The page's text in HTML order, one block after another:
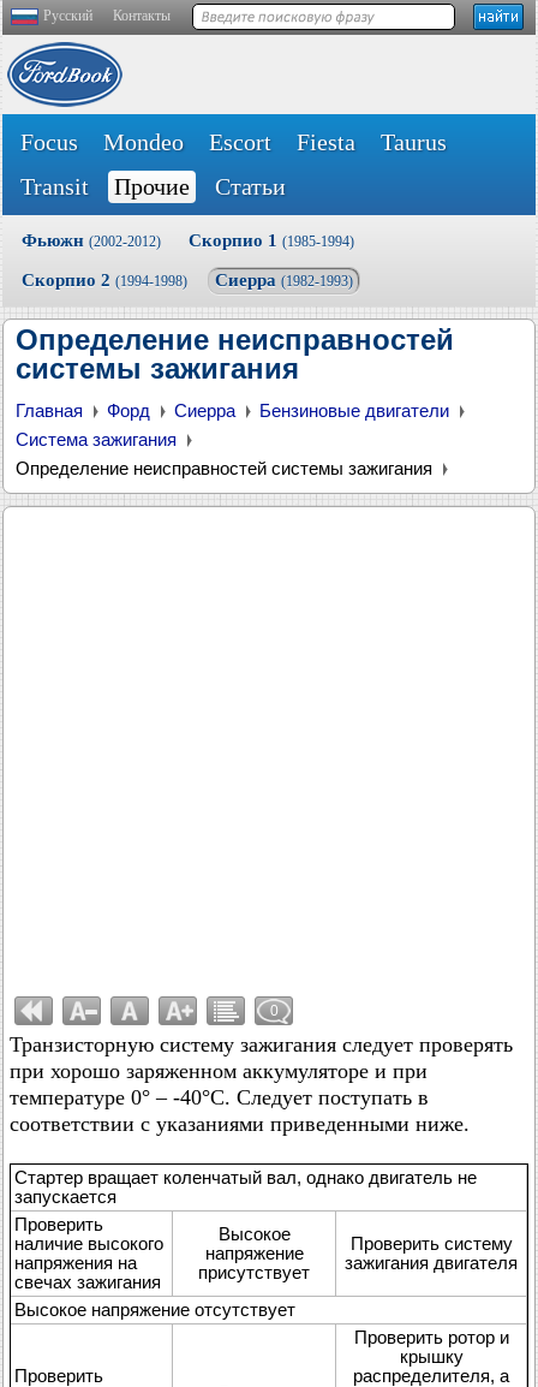
Русский Контакты
Focus Mondeo Escort Fiesta
Taurus
Transit
Прочие Статьи
Фьюжн (2002-2012) Скорпио 1 (1985-1994)
Скорпио 2 (1994-1998) Сиерра (1982-1993)
Определение неисправностей
системы зажигания
Главная Форд Сиерра
Бензиновые двигатели
Система зажигания
Определение неисправностей системы зажигания
0
Транзисторную систему зажигания следует проверять
при хорошо заряженном аккумуляторе и при
температуре 0° – -40°C. Следует поступать в
соответствии с указаниями приведенными ниже.
Стартер вращает коленчатый вал, однако двигатель не
запускается
Проверить
наличие высокого
напряжения на
свечах зажигания
Высокое
напряжение
присутствует
Проверить систему
зажигания двигателя
Высокое напряжение отсутствует
Проверить
Проверить ротор и
крышку
распределителя, а